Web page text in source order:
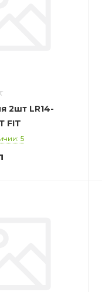
2шт LR14-
2BPC ХВАТ FIT
5